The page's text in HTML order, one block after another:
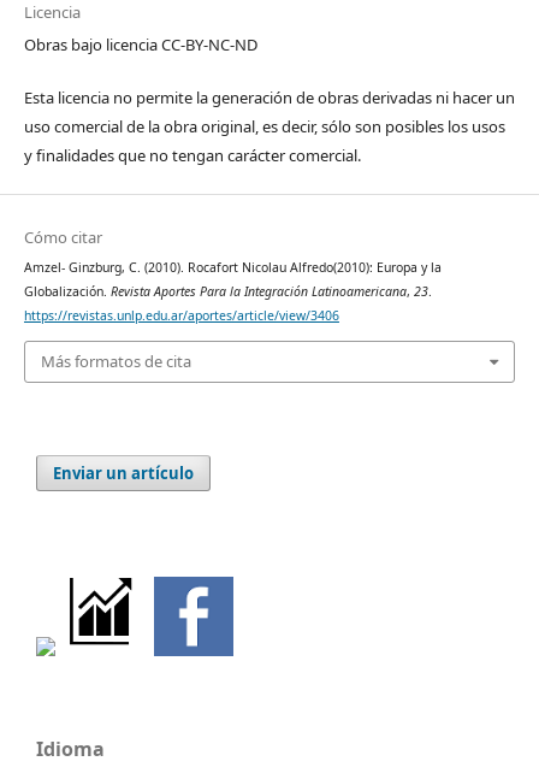
Licencia
Obras bajo licencia CC-BY-NC-ND
Esta licencia no permite la generación de obras derivadas ni hacer un
uso comercial de la obra original, es decir, sólo son posibles los usos
y finalidades que no tengan carácter comercial.
Cómo citar
Amzel- Ginzburg, C. (2010). Rocafort Nicolau Alfredo(2010): Europa y la
Globalización. Revista Aportes Para la Integración Latinoamericana, 23.
https://revistas.unlp.edu.ar/aportes/article/view/3406
Más formatos de cita
Enviar un artículo
Idioma